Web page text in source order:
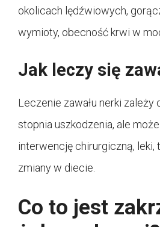
okolicach lędźwiowych,
wymioty, obecność krwi w
Jak leczy się
Leczenie zawału nerki zależy
stopnia uszkodzenia, ale
interwencję chirurgiczną, leki,
zmiany w diecie.
Co to jest